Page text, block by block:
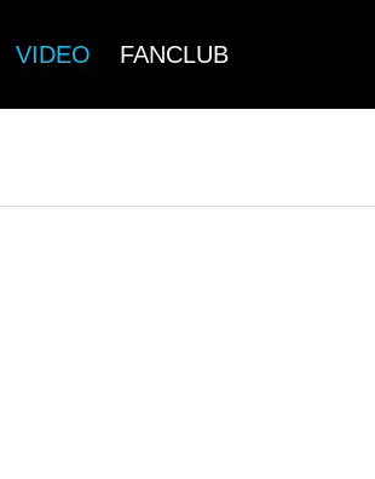
VIDEO FANCLUB